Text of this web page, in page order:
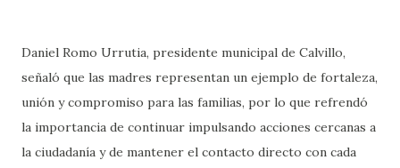
Daniel Romo Urrutia, presidente municipal de Calvillo,
señaló que las madres representan un ejemplo de fortaleza,
unión y compromiso para las familias, por lo que refrendó
la importancia de continuar impulsando acciones cercanas a
la ciudadanía y de mantener el contacto directo con cada